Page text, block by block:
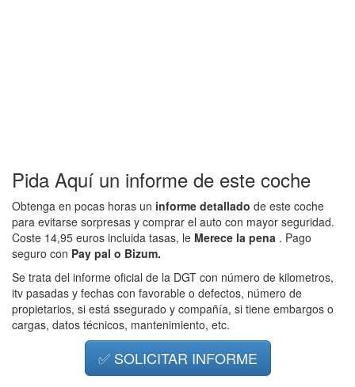
Pida Aquí un informe de este coche
Obtenga en pocas horas un informe detallado de este coche
para evitarse sorpresas y comprar el auto con mayor seguridad.
Coste 14,95 euros incluida tasas, le Merece la pena . Pago
seguro con Pay pal o Bizum.
Se trata del informe oficial de la DGT con número de kilometros,
itv pasadas y fechas con favorable o defectos, número de
propietarios, si está ssegurado y compañía, si tiene embargos o
cargas, datos técnicos, mantenimiento, etc.
✅ SOLICITAR INFORME